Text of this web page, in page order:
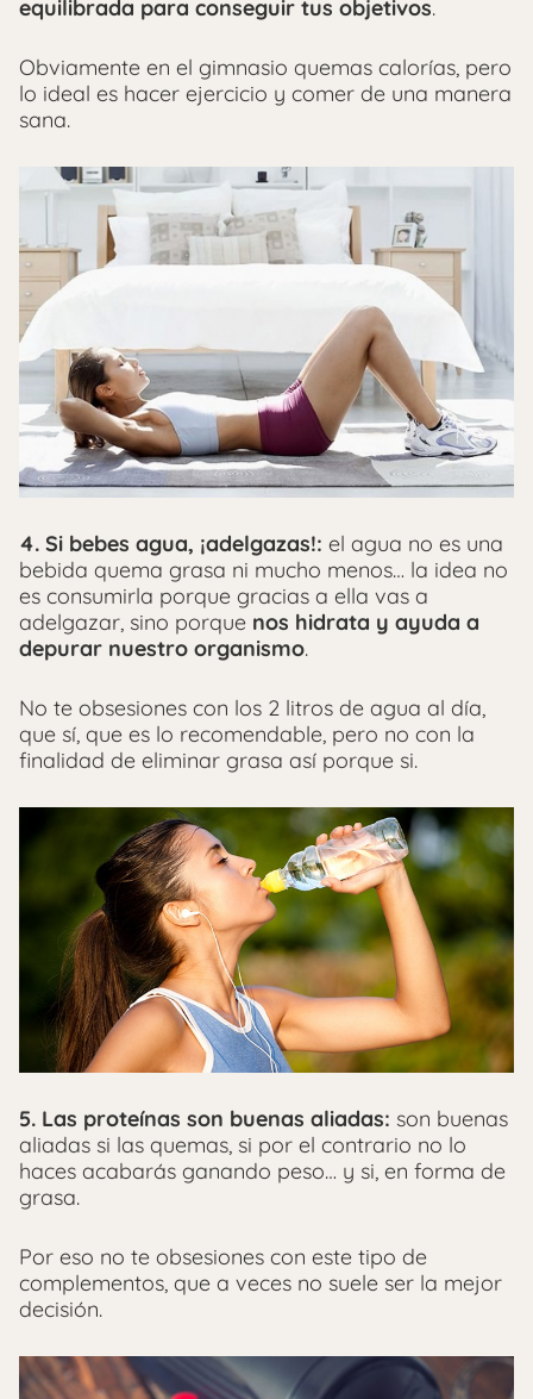
equilibrada para conseguir tus objetivos.
Obviamente en el gimnasio quemas calorías, pero
lo ideal es hacer ejercicio y comer de una manera
sana.
4. Si bebes agua, ¡adelgazas!: el agua no es una
bebida quema grasa ni mucho menos… la idea no
es consumirla porque gracias a ella vas a
adelgazar, sino porque nos hidrata y ayuda a
depurar nuestro organismo.
No te obsesiones con los 2 litros de agua al día,
que sí, que es lo recomendable, pero no con la
finalidad de eliminar grasa así porque si.
5. Las proteínas son buenas aliadas: son buenas
aliadas si las quemas, si por el contrario no lo
haces acabarás ganando peso… y si, en forma de
grasa.
Por eso no te obsesiones con este tipo de
complementos, que a veces no suele ser la mejor
decisión.